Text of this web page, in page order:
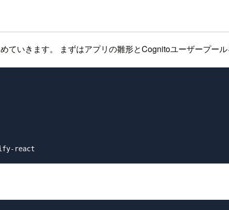
ていきます。 まずはアプリの雛形とCognitoユーザープール